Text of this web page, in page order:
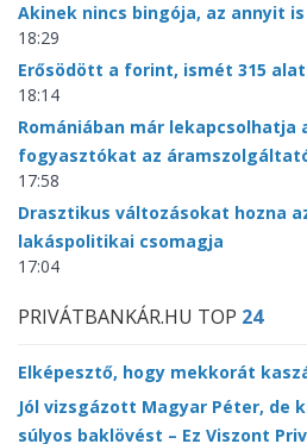
Akinek nincs bingója, az annyit is
18:29
Erősödött a forint, ismét 315
18:14
Romániában már lekapcsolhatja
fogyasztókat az
17:58
Drasztikus változásokat hozna
lakáspolitikai csomagja
17:04
PRIVÁTBANKÁR.HU TOP 24
Elképesztő, hogy mekkorát
Jól vizsgázott Magyar Péter, de
súlyos baklövést – Ez Viszont